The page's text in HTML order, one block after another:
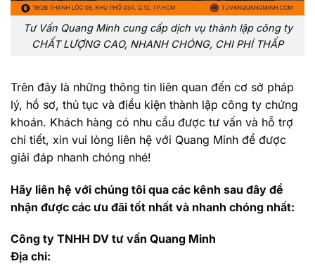
Tư Vấn Quang Minh cung cấp dịch vụ thành lập công ty
CHẤT LƯỢNG CAO, NHANH CHÓNG, CHI PHÍ THẤP
Trên đây là những thông tin liên quan đến cơ sở pháp
lý, hồ sơ, thủ tục và điều kiện thành lập công ty chứng
khoán. Khách hàng có nhu cầu được tư vấn và hỗ trợ
chi tiết, xin vui lòng liên hệ với Quang Minh để được
giải đáp nhanh chóng nhé!
Hãy liên hệ với chúng tôi qua các kênh sau đây để
nhận được các ưu đãi tốt nhất và nhanh chóng nhất:
Công ty TNHH DV tư vấn Quang Minh
Địa chỉ: